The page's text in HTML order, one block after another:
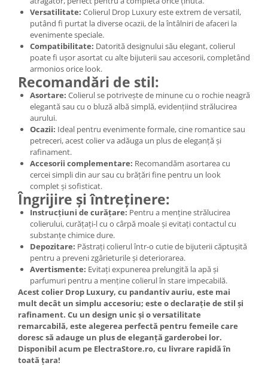
Versatilitate: Colierul Drop Luxury este extrem de versatil,
putând fi purtat la diverse ocazii, de la întâlniri de afaceri la
evenimente speciale.
Compatibilitate: Datorită designului său elegant, colierul
poate fi ușor asortat cu alte bijuterii sau accesorii, completând
armonios orice look.
Recomandări de stil:
Asortare: Colierul se potrivește de minune cu o rochie neagră
elegantă sau cu o bluză albă simplă, evidențiind strălucirea
aurului.
Ocazii: Ideal pentru evenimente formale, cine romantice sau
petreceri, acest colier va adăuga un plus de eleganță și
rafinament.
Accesorii complementare: Recomandăm asortarea cu
cercei simpli din aur sau cu brățări fine pentru un look
complet și sofisticat.
Îngrijire și întreținere:
Instrucțiuni de curățare: Pentru a menține strălucirea
colierului, curățați-l cu o cârpă moale și evitați contactul cu
substanțe chimice dure.
Depozitare: Păstrați colierul într-o cutie de bijuterii căptușită
pentru a preveni zgârieturile și deteriorarea.
Avertismente: Evitați expunerea prelungită la apă și
parfumuri pentru a menține colierul în stare impecabilă.
Acest colier Drop Luxury, cu pandantiv auriu, este mai
mult decât un simplu accesoriu; este o declarație de stil și
rafinament. Cu un design unic și o versatilitate
remarcabilă, este alegerea perfectă pentru femeile care
doresc să adauge un plus de eleganță garderobei lor.
Disponibil acum pe ElectraStore.ro, cu livrare rapidă în
toată țara!